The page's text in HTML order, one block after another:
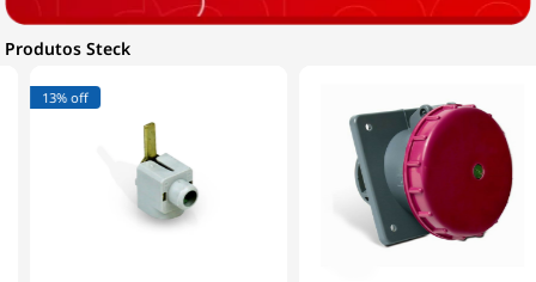
Produtos Steck
13% off